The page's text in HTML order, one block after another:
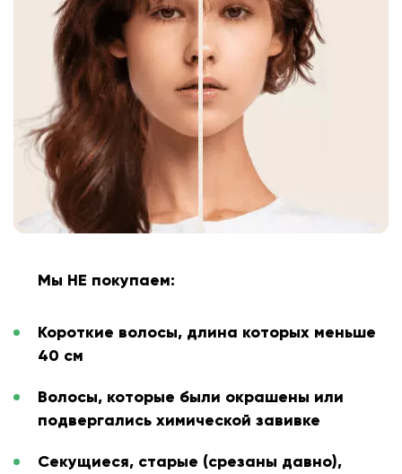
Мы НЕ покупаем:
Короткие волосы, длина которых меньше
40 см
Волосы, которые были окрашены или
подвергались химической завивке
Секущиеся, старые (срезаны давно),